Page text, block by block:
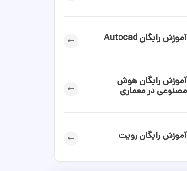
آموزش رایگان Autocad
آموزش رایگان هوش
مصنوعی در معماری
آموزش رایگان رویت